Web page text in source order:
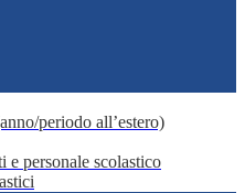
periodo all’estero)
e personale scolastico